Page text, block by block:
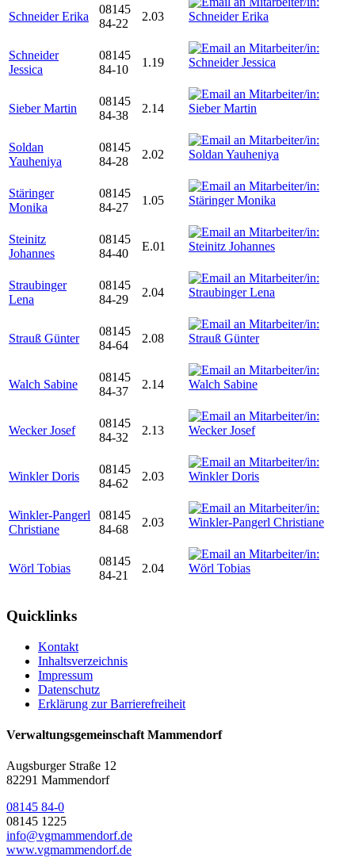
Schneider Erika
08145
84-22
2.03
Schneider
Jessica
08145
84-10
1.19
Sieber Martin
08145
84-38
2.14
Soldan
Yauheniya
08145
84-28
2.02
Stäringer
Monika
08145
84-27
1.05
Steinitz
Johannes
08145
84-40
E.01
Straubinger
Lena
08145
84-29
2.04
Strauß Günter
08145
84-64
2.08
Walch Sabine
08145
84-37
2.14
Wecker Josef
08145
84-32
2.13
Winkler Doris
08145
84-62
2.03
Winkler-Pangerl
Christiane
08145
84-68
2.03
Wörl Tobias
08145
84-21
2.04
Quicklinks
Kontakt
Inhaltsverzeichnis
Impressum
Datenschutz
Erklärung zur Barrierefreiheit
Verwaltungsgemeinschaft Mammendorf
Augsburger Straße 12
82291 Mammendorf
08145 84-0
08145 1225
info@vgmammendorf.de
www.vgmammendorf.de